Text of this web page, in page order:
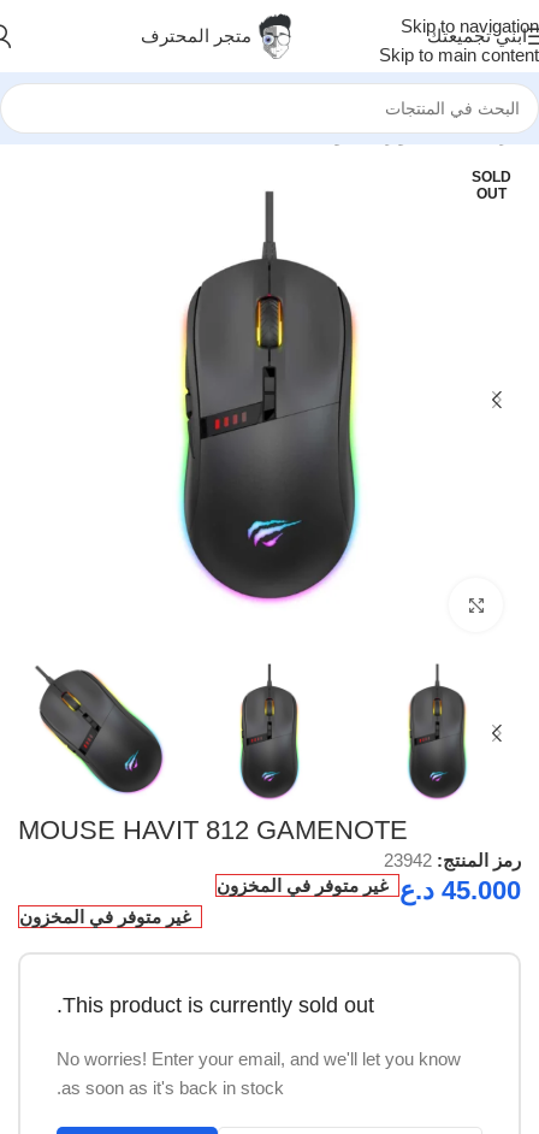
Skip to navigation
Skip to main content
ابني تجميعتك متجر المحترف
الرئيسية/اكسسوارات/ماوسات
SOLD
OUT
MOUSE HAVIT 812 GAMENOTE
رمز المنتج: 23942
45.000 د.ع
غير متوفر في المخزون
غير متوفر في المخزون
This product is currently sold out.
No worries! Enter your email, and we'll let you know
as soon as it's back in stock.